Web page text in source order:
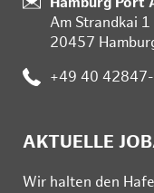
Standort:
Am Strandkai 1
20457
Telefon:
+49 40
AKTUELLE
Wir hal­ten den